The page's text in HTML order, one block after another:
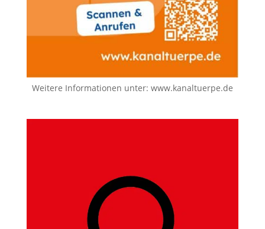
Weitere Informationen unter: www.kanaltuerpe.de